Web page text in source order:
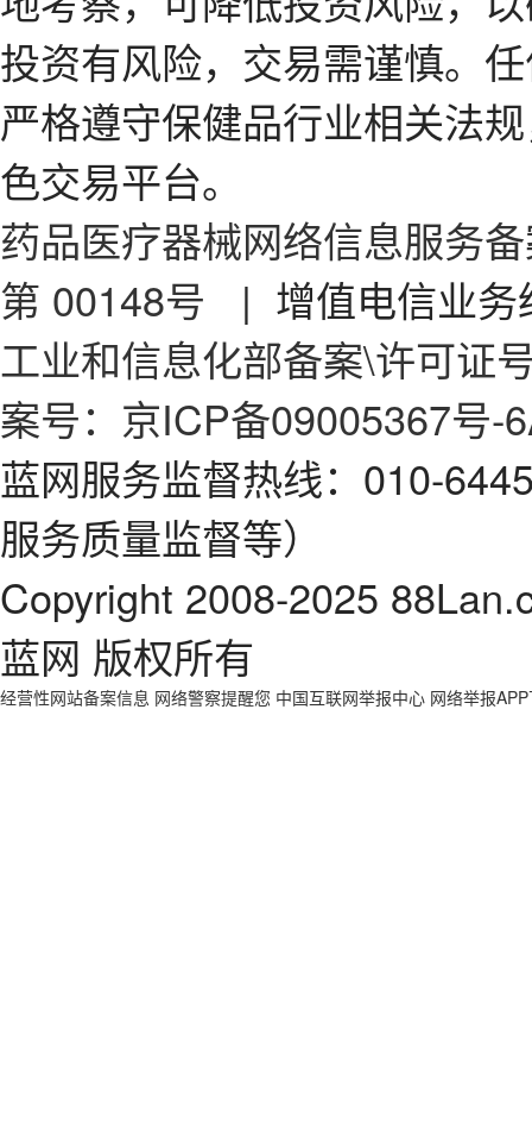
投资有风险，交易需谨慎。
严格遵守保健品行业相关法
色交易平台。
药品医疗器械网络信息服务
第 00148号
| 增值电信业务
工业和信息化部备案\许可证
案号：京ICP备09005367号-
蓝网服务监督热线：010-
服务质量监督等）
Copyright 2008-2025
蓝网 版权所有
经营性网站备案信息 网络警察提醒您 中国互联网举报中心 网络举报